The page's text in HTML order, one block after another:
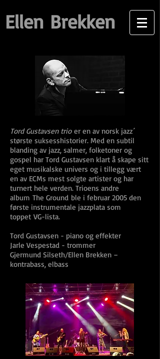
Ellen Brekken
Tord Gustavsen trio er en av norsk jazz´
største suksesshistorier. Med en subtil
blanding av jazz, salmer, folketoner og
gospel har Tord Gustavsen klart å skape sitt
eget musikalske univers og i tillegg vært
en av ECMs mest solgte artister og har
turnert hele verden. Trioens andre
album The Ground ble i februar 2005 den
første instrumentale jazzplata som
toppet VG-lista.
Tord Gustavsen - piano og effekter
Jarle Vespestad - trommer
Gjermund Silseth/Ellen Brekken –
kontrabass, elbass